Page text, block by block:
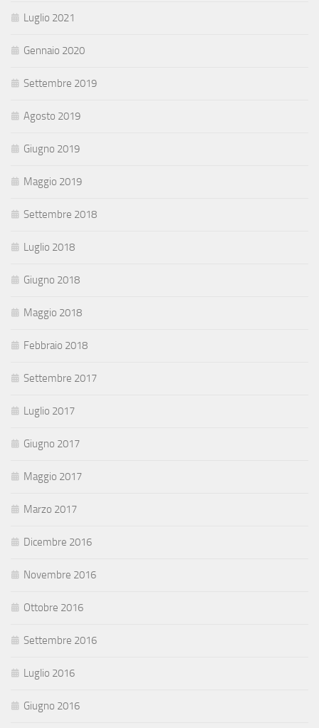
Luglio 2021
Gennaio 2020
Settembre 2019
Agosto 2019
Giugno 2019
Maggio 2019
Settembre 2018
Luglio 2018
Giugno 2018
Maggio 2018
Febbraio 2018
Settembre 2017
Luglio 2017
Giugno 2017
Maggio 2017
Marzo 2017
Dicembre 2016
Novembre 2016
Ottobre 2016
Settembre 2016
Luglio 2016
Giugno 2016